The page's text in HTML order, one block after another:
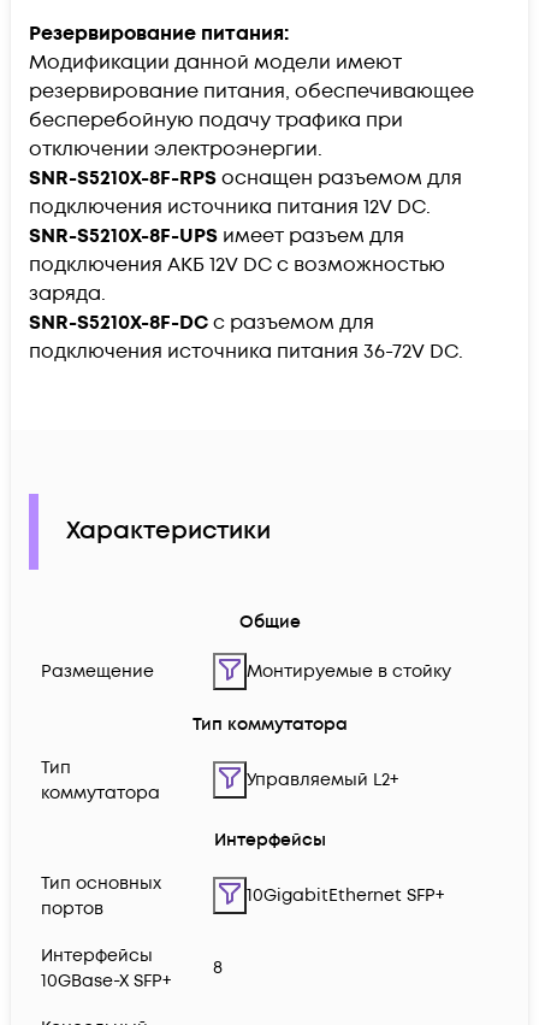
Резервирование питания:
Модификации данной модели имеют
резервирование питания, обеспечивающее
бесперебойную подачу трафика при
отключении электроэнергии.
SNR-S5210X-8F-RPSоснащен разъемом для
подключения источника питания 12V DC.
SNR-S5210X-8F-UPS имеет разъем для
подключения АКБ 12V DC c возможностью
заряда.
SNR-S5210X-8F-DCс разъемом для
подключения источника питания 36-72V DC.
Характеристики
Общие
Размещение Монтируемые в стойку
Тип коммутатора
Тип
коммутатора
Управляемый L2+
Интерфейсы
Тип основных
портов
10GigabitEthernet SFP+
Интерфейсы
10GBase-X SFP+
8